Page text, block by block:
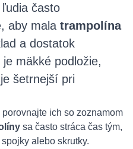
často
aby mala trampolína
a dostatok
mäkké podložie,
šetrnejší pri
ich so zoznamom
sa často stráca čas tým,
alebo skrutky.